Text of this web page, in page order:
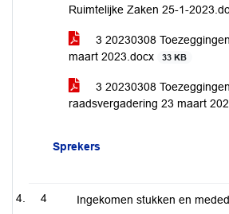
Ruimtelijke Zaken 25-1-
3 20230308
maart 2023.docx
33 KB
3 20230308
raadsvergadering 23 maart
Sprekers
4 Ingekomen stukken en